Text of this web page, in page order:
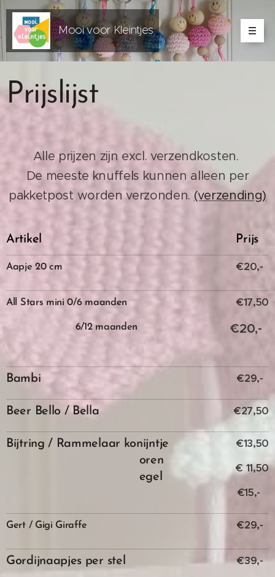
Mooi voor Kleintjes
Prijslijst
Alle prijzen zijn excl. verzendkosten.
De meeste knuffels kunnen alleen per
pakketpost worden verzonden. (verzending)
Artikel Prijs
Aapje 20 cm €20,-
All Stars mini 0/6 maanden
6/12 maanden
€17,50
€20,-
Bambi €29,-
Beer Bello / Bella €27,50
Bijtring / Rammelaar konijntje
oren
egel
€13,50
€ 11,50
€15,-
Gert / Gigi Giraffe €29,-
Gordijnaapjes per stel €39,-